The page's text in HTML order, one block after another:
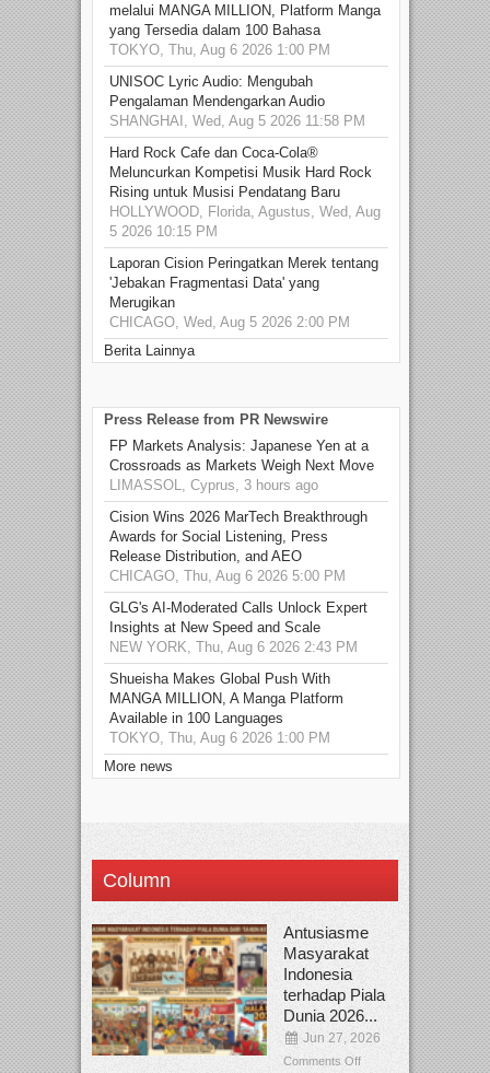
melalui MANGA MILLION, Platform Manga
yang Tersedia dalam 100 Bahasa
TOKYO, Thu, Aug 6 2026 1:00 PM
UNISOC Lyric Audio: Mengubah
Pengalaman Mendengarkan Audio
SHANGHAI, Wed, Aug 5 2026 11:58 PM
Hard Rock Cafe dan Coca-Cola®
Meluncurkan Kompetisi Musik Hard Rock
Rising untuk Musisi Pendatang Baru
HOLLYWOOD, Florida, Agustus, Wed, Aug
5 2026 10:15 PM
Laporan Cision Peringatkan Merek tentang
'Jebakan Fragmentasi Data' yang
Merugikan
CHICAGO, Wed, Aug 5 2026 2:00 PM
Berita Lainnya
Press Release from PR Newswire
FP Markets Analysis: Japanese Yen at a
Crossroads as Markets Weigh Next Move
LIMASSOL, Cyprus, 3 hours ago
Cision Wins 2026 MarTech Breakthrough
Awards for Social Listening, Press
Release Distribution, and AEO
CHICAGO, Thu, Aug 6 2026 5:00 PM
GLG's AI-Moderated Calls Unlock Expert
Insights at New Speed and Scale
NEW YORK, Thu, Aug 6 2026 2:43 PM
Shueisha Makes Global Push With
MANGA MILLION, A Manga Platform
Available in 100 Languages
TOKYO, Thu, Aug 6 2026 1:00 PM
More news
Column
Antusiasme
Masyarakat
Indonesia
terhadap Piala
Dunia 2026...
Jun 27, 2026
Comments Off